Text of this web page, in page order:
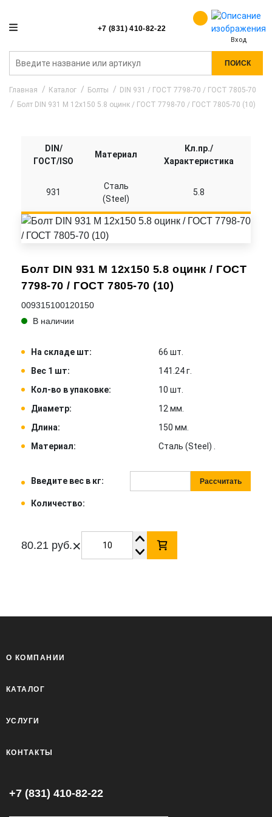
+7 (831) 410-82-22
Вход
ПОИСК
Главная Каталог Болты
DIN 931 / ГОСТ 7798-70 / ГОСТ 7805-70
Болт DIN 931 M 12x150 5.8 оцинк / ГОСТ 7798-70 / ГОСТ 7805-70 (10)
Болт DIN 931 M 12x150 5.8 оцинк / ГОСТ
7798-70 / ГОСТ 7805-70 (10)
009315100120150
В наличии
На складе шт:
66 шт.
Вес 1 шт:
141.24 г.
Кол-во в упаковке:
10 шт.
Диаметр:
12 мм.
Длина:
150 мм.
Материал:
Сталь (Steel) .
Введите вес в кг: Рассчитать
Количество:
80.21 руб.×
DIN/
ГОСТ/ISO
Материал
Кл.пр./
Характеристика
931
Сталь
(Steel)
5.8
О КОМПАНИИ
КАТАЛОГ
УСЛУГИ
КОНТАКТЫ
+7 (831) 410-82-22